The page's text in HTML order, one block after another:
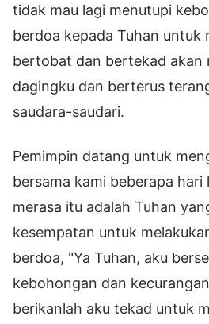
tidak mau lagi menutupi
berdoa kepada Tuhan untuk
bertobat dan bertekad akan
dagingku dan berterus
saudara-saudari.
Pemimpin datang untuk
bersama kami beberapa hari
merasa itu adalah Tuhan
kesempatan untuk
berdoa, "Ya Tuhan, aku
kebohongan dan
berikanlah aku tekad untuk